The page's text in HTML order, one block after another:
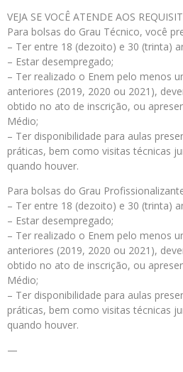
VEJA SE VOCÊ ATENDE AOS
Para bolsas do Grau Técnico, você
– Ter entre 18 (dezoito) e 30 (trinta)
– Estar desempregado;
– Ter realizado o Enem pelo menos
anteriores (2019, 2020 ou 2021),
obtido no ato de inscrição, ou
Médio;
– Ter disponibilidade para aulas
práticas, bem como visitas técnicas
quando houver.
Para bolsas do Grau
– Ter entre 18 (dezoito) e 30 (trinta)
– Estar desempregado;
– Ter realizado o Enem pelo menos
anteriores (2019, 2020 ou 2021),
obtido no ato de inscrição, ou
Médio;
– Ter disponibilidade para aulas
práticas, bem como visitas técnicas
quando houver.
—